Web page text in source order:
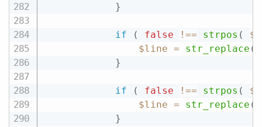
}
if ( false !== strpos (
$line = str_replace (
}
if ( false !== strpos (
$line = str_replace (
}